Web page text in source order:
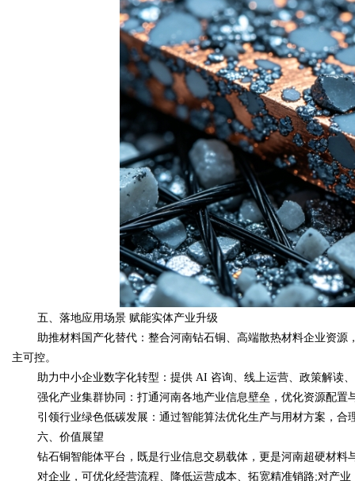
五、落地应用场景 赋能实体产业升级
助推材料国产化替代：整合河南钻石铜、高端散热材料企业资
主可控。
助力中小企业数字化转型：提供 AI 咨询、线上运营、政策解读
强化产业集群协同：打通河南各地产业信息壁垒，优化资源配置
引领行业绿色低碳发展：通过智能算法优化生产与用材方案，合
六、价值展望
钻石铜智能体平台，既是行业信息交易载体，更是河南超硬材料
对企业，可优化经营流程、降低运营成本、拓宽精准销路;对产